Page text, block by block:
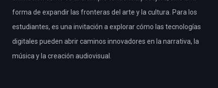
forma de expandir las fronteras del arte y la cultura. Para los
estudiantes, es una invitación a explorar cómo las tecnologías
digitales pueden abrir caminos innovadores en la narrativa, la
música y la creación audiovisual.